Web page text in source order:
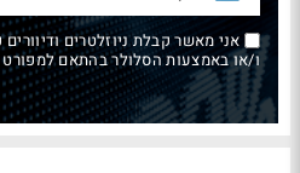
אני מאשר קבלת ניוזלטרים
ו/או באמצעות הסלולר בהתאם למפורט בסעיף 10